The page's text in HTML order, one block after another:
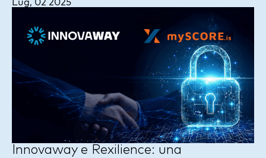
Innovaway e Rexilience: una